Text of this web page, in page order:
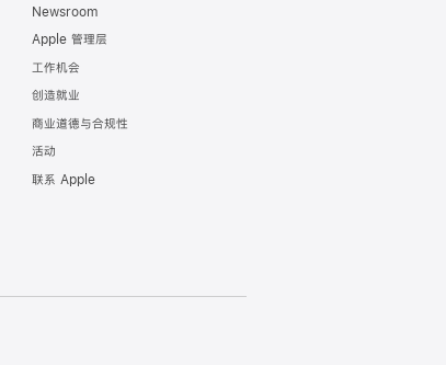
Newsroom
Apple 管理层
工作机会
创造就业
商业道德与合规性
活动
联系 Apple